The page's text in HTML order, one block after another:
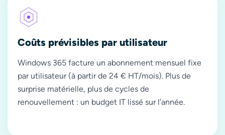
Coûts prévisibles par utilisateur
Windows 365 facture un abonnement mensuel fixe
par utilisateur (à partir de 24 € HT/mois). Plus de
surprise matérielle, plus de cycles de
renouvellement : un budget IT lissé sur l’année.